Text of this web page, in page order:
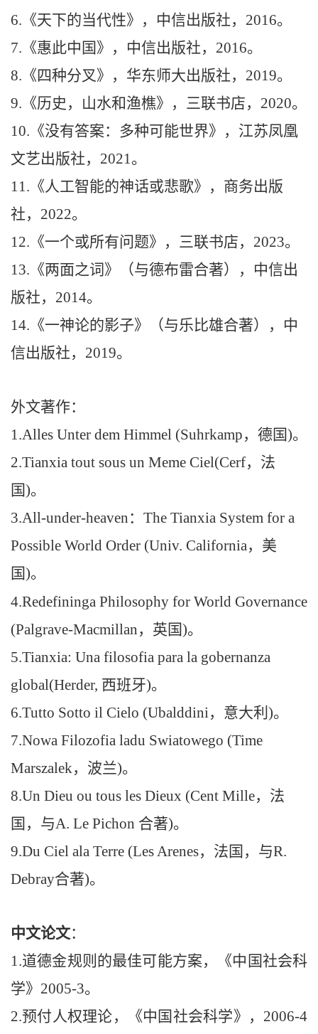
6. 《天下的当代性》，中信出版社， 2016。
7. 《惠此中国》，中信出版社， 2016。
8. 《四种分叉》，华东师大出版社， 2019。
9. 《历史，山水和渔樵》，三联书店， 2020。
10. 《没有答案：多种可能世界》，江苏凤凰
文艺出版社， 2021。
11. 《人工智能的神话或悲歌》，商务出版
社， 2022。
12. 《一个或所有问题》，三联书店， 2023。
13. 《两面之词》（与德布雷合著），中信出
版社， 2014。
14. 《一神论的影子》（与乐比雄合著），中
信出版社， 2019。
外文著作：
1.Alles Unter dem Himmel (Suhrkamp， 德国)。
2.Tianxia tout sous un Meme Ciel(Cerf， 法
国)。
3.All-under-heaven： The Tianxia System for a
Possible World Order (Univ. California， 美
国)。
4.Redefininga Philosophy for World Governance
(Palgrave-Macmillan， 英国)。
5.Tianxia: Una filosofia para la gobernanza
global(Herder, 西班牙)。
6.Tutto Sotto il Cielo (Ubalddini， 意大利 )。
7.Nowa Filozofia ladu Swiatowego (Time
Marszalek， 波兰)。
8.Un Dieu ou tous les Dieux (Cent Mille， 法
国，与A. Le Pichon 合著)。
9.Du Ciel ala Terre (Les Arenes， 法国，与R.
Debray合著)。
中文论文：
1.道德金规则的最佳可能方案，《中国社会科
学》 2005-3。
2.预付人权理论，《中国社会科学》 ， 2006-4